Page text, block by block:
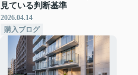
見ている判断基準
2026.04.14
購入ブログ